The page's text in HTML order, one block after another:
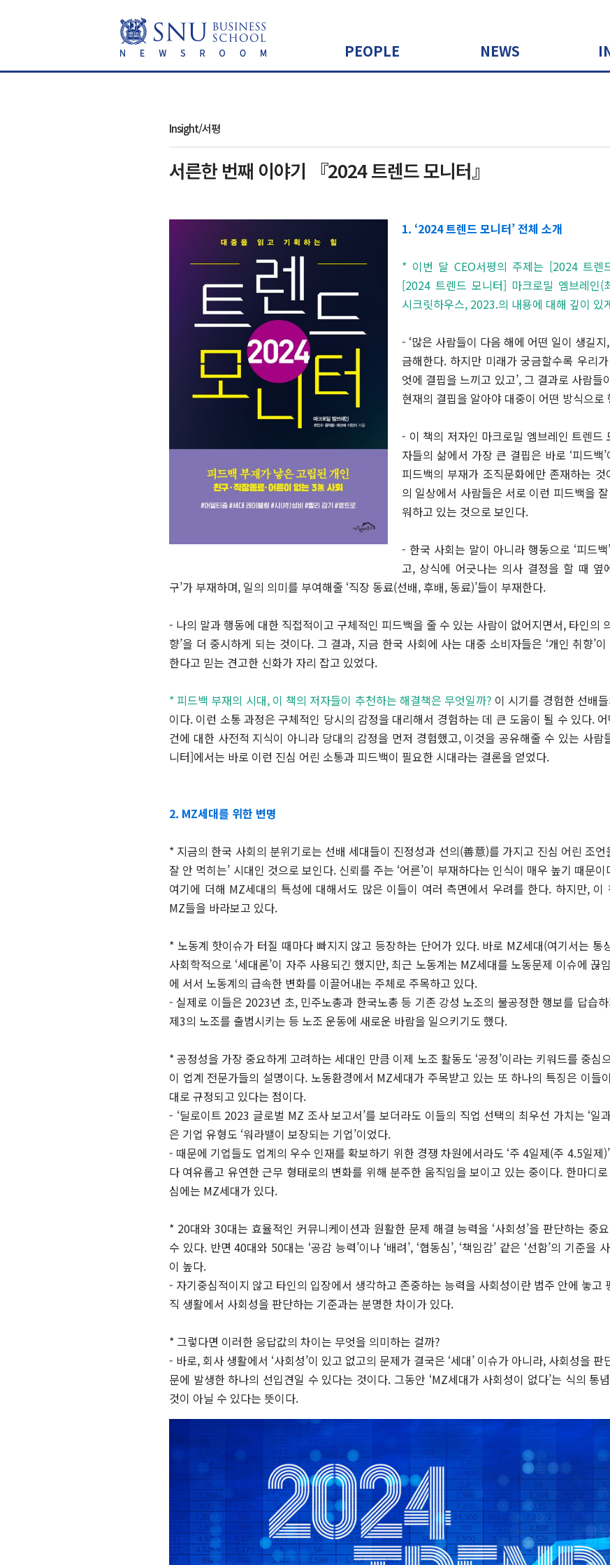
PEOPLE NEWS
Insight/서평
서른한 번째 이야기 『2024 트렌드 모니터』
1. ‘2024 트렌드 모니터’ 전체 소개
* 이번 달 CEO서평의 주제는 [2024 트렌
[2024 트렌드 모니터] 마크로밀 엠브레인(
시크릿하우스, 2023.의 내용에 대해 깊이 있
- ‘많은 사람들이 다음 해에 어떤 일이 생길
금해한다. 하지만 미래가 궁금할수록 우리
엇에 결핍을 느끼고 있고’, 그 결과로 사람들
현재의 결핍을 알아야 대중이 어떤 방식으
- 이 책의 저자인 마크로밀 엠브레인 트렌드
자들의 삶에서 가장 큰 결핍은 바로 ‘피드백
피드백의 부재가 조직문화에만 존재하는
의 일상에서 사람들은 서로 이런 피드백을
워하고 있는 것으로 보인다.
- 한국 사회는 말이 아니라 행동으로 ‘피드
고, 상식에 어긋나는 의사 결정을 할 때 옆
구’가 부재하며, 일의 의미를 부여해줄 ‘직장 동료(선배, 후배, 동료)’들이 부재한다.
- 나의 말과 행동에 대한 직접적이고 구체적인 피드백을 줄 수 있는 사람이 없어지면서, 타인의 의
향’을 더 중시하게 되는 것이다. 그 결과, 지금 한국 사회에 사는 대중 소비자들은 ‘개인 취향’
한다고 믿는 견고한 신화가 자리 잡고 있었다.
* 피드백 부재의 시대, 이 책의 저자들이 추천하는 해결책은 무엇일까? 이 시기를 경험한 선배
이다. 이런 소통 과정은 구체적인 당시의 감정을 대리해서 경험하는 데 큰 도움이 될 수 있다.
건에 대한 사전적 지식이 아니라 당대의 감정을 먼저 경험했고, 이것을 공유해줄 수 있는 사람
니터]에서는 바로 이런 진심 어린 소통과 피드백이 필요한 시대라는 결론을 얻었다.
2. MZ세대를 위한 변명
* 지금의 한국 사회의 분위기로는 선배 세대들이 진정성과 선의(善意)를 가지고 진심 어린 조언
잘 안 먹히는’ 시대인 것으로 보인다. 신뢰를 주는 ‘어른’이 부재하다는 인식이 매우 높기 때문
여기에 더해 MZ세대의 특성에 대해서도 많은 이들이 여러 측면에서 우려를 한다. 하지만,
MZ들을 바라보고 있다.
* 노동계 핫이슈가 터질 때마다 빠지지 않고 등장하는 단어가 있다. 바로 MZ세대(여기서는 통
사회학적으로 ‘세대론’이 자주 사용되긴 했지만, 최근 노동계는 MZ세대를 노동문제 이슈에 끊
에 서서 노동계의 급속한 변화를 이끌어내는 주체로 주목하고 있다.
- 실제로 이들은 2023년 초, 민주노총과 한국노총 등 기존 강성 노조의 불공정한 행보를 답습하
제3의 노조를 출범시키는 등 노조 운동에 새로운 바람을 일으키기도 했다.
* 공정성을 가장 중요하게 고려하는 세대인 만큼 이제 노조 활동도 ‘공정’이라는 키워드를 중심
이 업계 전문가들의 설명이다. 노동환경에서 MZ세대가 주목받고 있는 또 하나의 특징은 이들
대로 규정되고 있다는 점이다.
- ‘딜로이트 2023 글로벌 MZ 조사 보고서’를 보더라도 이들의 직업 선택의 최우선 가치는 ‘일
은 기업 유형도 ‘워라밸이 보장되는 기업’이었다.
- 때문에 기업들도 업계의 우수 인재를 확보하기 위한 경쟁 차원에서라도 ‘주 4일제(주 4.5일제
다 여유롭고 유연한 근무 형태로의 변화를 위해 분주한 움직임을 보이고 있는 중이다. 한마디
심에는 MZ세대가 있다.
* 20대와 30대는 효율적인 커뮤니케이션과 원활한 문제 해결 능력을 ‘사회성’을 판단하는 중
수 있다. 반면 40대와 50대는 ‘공감 능력’이나 ‘배려’, ‘협동심’, ‘책임감’ 같은 ‘선함’의 기준
이 높다.
- 자기중심적이지 않고 타인의 입장에서 생각하고 존중하는 능력을 사회성이란 범주 안에 놓고
직 생활에서 사회성을 판단하는 기준과는 분명한 차이가 있다.
* 그렇다면 이러한 응답값의 차이는 무엇을 의미하는 걸까?
- 바로, 회사 생활에서 ‘사회성’이 있고 없고의 문제가 결국은 ‘세대’ 이슈가 아니라, 사회성을 판
문에 발생한 하나의 선입견일 수 있다는 것이다. 그동안 ‘MZ세대가 사회성이 없다’는 식의 통
것이 아닐 수 있다는 뜻이다.